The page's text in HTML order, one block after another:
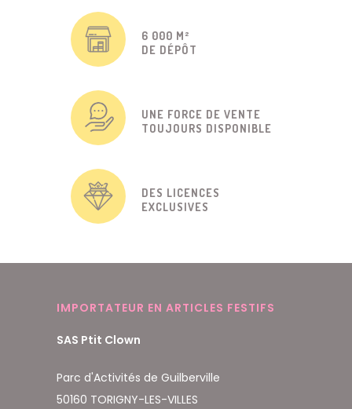
6 000 M²
DE DÉPÔT
UNE FORCE DE VENTE
TOUJOURS DISPONIBLE
DES LICENCES
EXCLUSIVES
IMPORTATEUR EN ARTICLES FESTIFS
SAS Ptit Clown
Parc d'Activités de Guilberville
50160 TORIGNY-LES-VILLES